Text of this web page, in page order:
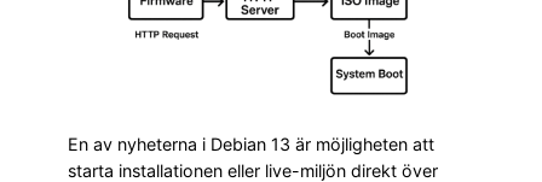
En av nyheterna i Debian 13 är möjligheten att
starta installationen eller live-miljön direkt över